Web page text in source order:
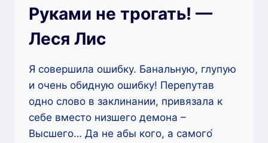
Руками не трогать! —
Леся Лис
Я совершила ошибку. Банальную, глупую
и очень обидную ошибку! Перепутав
одно слово в заклинании, привязала к
себе вместо низшего демона –
Высшего… Да не абы кого, а самого́